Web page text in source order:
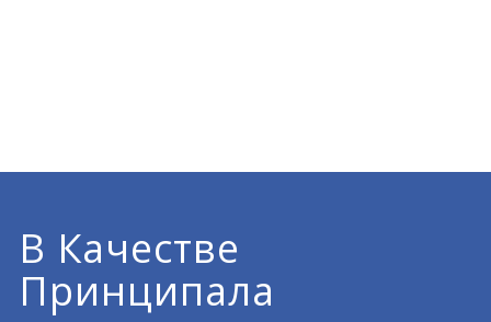
В Качестве
Принципала